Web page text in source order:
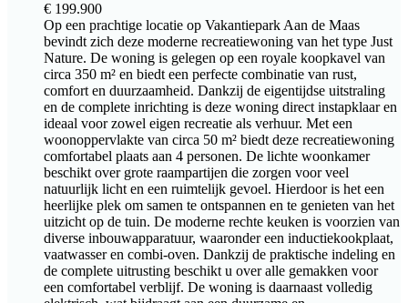
€ 199.900
Op een prachtige locatie op Vakantiepark Aan de Maas
bevindt zich deze moderne recreatiewoning van het type Just
Nature. De woning is gelegen op een royale koopkavel van
circa 350 m² en biedt een perfecte combinatie van rust,
comfort en duurzaamheid. Dankzij de eigentijdse uitstraling
en de complete inrichting is deze woning direct instapklaar en
ideaal voor zowel eigen recreatie als verhuur. Met een
woonoppervlakte van circa 50 m² biedt deze recreatiewoning
comfortabel plaats aan 4 personen. De lichte woonkamer
beschikt over grote raampartijen die zorgen voor veel
natuurlijk licht en een ruimtelijk gevoel. Hierdoor is het een
heerlijke plek om samen te ontspannen en te genieten van het
uitzicht op de tuin. De moderne rechte keuken is voorzien van
diverse inbouwapparatuur, waaronder een inductiekookplaat,
vaatwasser en combi-oven. Dankzij de praktische indeling en
de complete uitrusting beschikt u over alle gemakken voor
een comfortabel verblijf. De woning is daarnaast volledig